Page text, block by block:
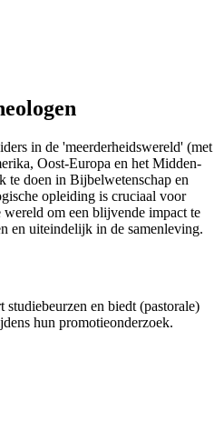
in de 'meerderheidswereld' (met
Oost-Europa en het Midden-
te doen in Bijbelwetenschap en
opleiding is cruciaal voor
om een blijvende impact te
en uiteindelijk in de samenleving.
en biedt (pastorale)
hun promotieonderzoek.